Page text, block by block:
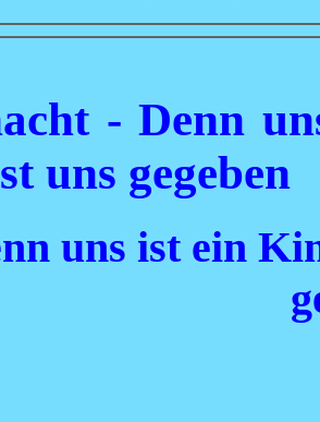
- Denn
uns gegeben
uns ist ein